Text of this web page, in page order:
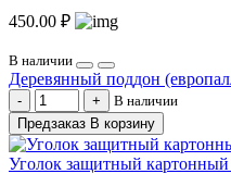
450.00 ₽
В наличии
Деревянный поддон
В наличии
Предзаказ В корзину
Уголок защитный